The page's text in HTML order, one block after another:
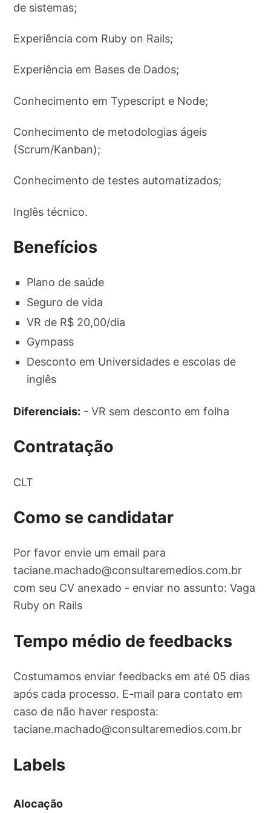
de sistemas;
Experiência com Ruby on Rails;
Experiência em Bases de Dados;
Conhecimento em Typescript e Node;
Conhecimento de metodologias ágeis
(Scrum/Kanban);
Conhecimento de testes automatizados;
Inglês técnico.
Benefícios
Plano de saúde
Seguro de vida
VR de R$ 20,00/dia
Gympass
Desconto em Universidades e escolas de
inglês
Diferenciais: - VR sem desconto em folha
Contratação
CLT
Como se candidatar
Por favor envie um email para
taciane.machado@consultaremedios.com.br
com seu CV anexado - enviar no assunto: Vaga
Ruby on Rails
Tempo médio de feedbacks
Costumamos enviar feedbacks em até 05 dias
após cada processo. E-mail para contato em
caso de não haver resposta:
taciane.machado@consultaremedios.com.br
Labels
Alocação